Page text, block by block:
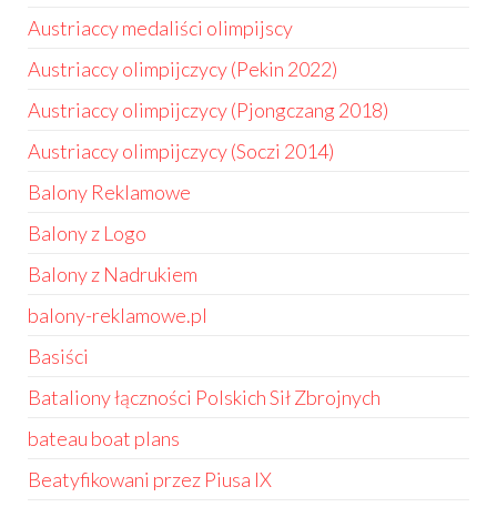
Austriaccy medaliści olimpijscy
Austriaccy olimpijczycy (Pekin 2022)
Austriaccy olimpijczycy (Pjongczang 2018)
Austriaccy olimpijczycy (Soczi 2014)
Balony Reklamowe
Balony z Logo
Balony z Nadrukiem
balony-reklamowe.pl
Basiści
Bataliony łączności Polskich Sił Zbrojnych
bateau boat plans
Beatyfikowani przez Piusa IX